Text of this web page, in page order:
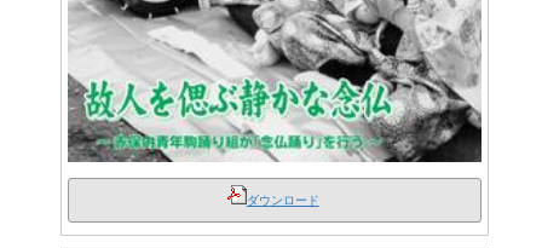
ダウンロード